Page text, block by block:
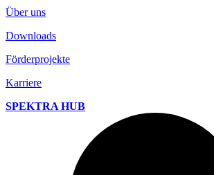
Über uns
Downloads
Förderprojekte
Karriere
SPEKTRA HUB